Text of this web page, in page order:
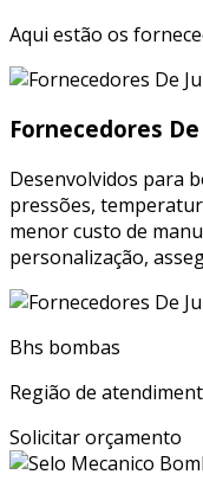
Aqui estão os
Fornecedores
Desenvolvidos para
pressões,
menor custo de
personalização,
Bhs bombas
Região de
Solicitar orçamento